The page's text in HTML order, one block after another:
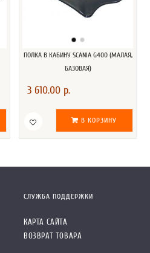
ПОЛКА В КАБИНУ SCANIA G400 (МАЛАЯ,
БАЗОВАЯ)
3 610.00 р.
В КОРЗИНУ
СЛУЖБА ПОДДЕРЖКИ
КАРТА САЙТА
ВОЗВРАТ ТОВАРА